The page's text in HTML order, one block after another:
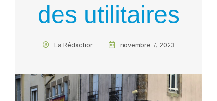
des utilitaires
La Rédaction novembre 7, 2023